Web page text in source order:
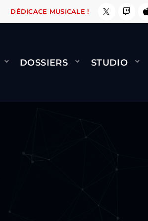
BERNARD MINET - FLY (GÉNÉRIQUE) COOL
DÉDICACE MUSICALE !
DOSSIERS STUDIO